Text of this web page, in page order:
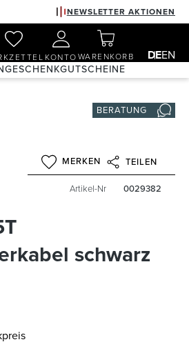
NEWSLETTER AKTIONEN
KONTOWARENKORB DEEN
GESCHENKGUTSCHEINE
BERATUNG
MERKEN TEILEN
Artikel-Nr 0029382
schwarz